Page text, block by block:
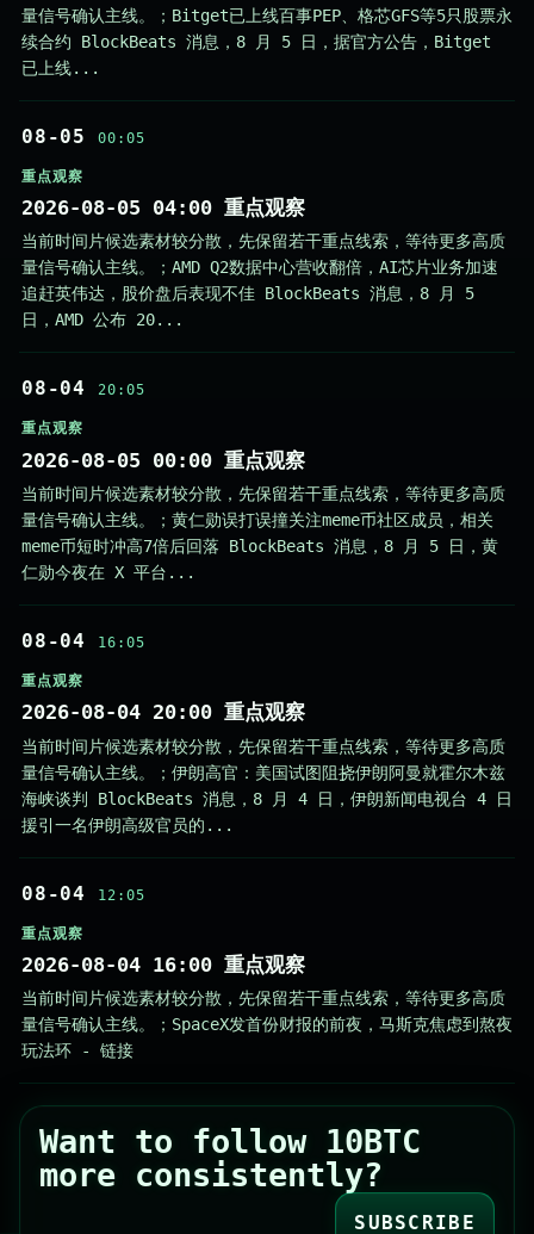
量信号确认主线。；Bitget已上线百事PEP、格芯GFS等5只股票永
续合约 BlockBeats 消息，8 月 5 日，据官方公告，Bitget
已上线...
08-05 00:05
重点观察
2026-08-05 04:00 重点观察
当前时间片候选素材较分散，先保留若干重点线索，等待更多高质
量信号确认主线。；AMD Q2数据中心营收翻倍，AI芯片业务加速
追赶英伟达，股价盘后表现不佳 BlockBeats 消息，8 月 5
日，AMD 公布 20...
08-04 20:05
重点观察
2026-08-05 00:00 重点观察
当前时间片候选素材较分散，先保留若干重点线索，等待更多高质
量信号确认主线。；黄仁勋误打误撞关注meme币社区成员，相关
meme币短时冲高7倍后回落 BlockBeats 消息，8 月 5 日，黄
仁勋今夜在 X 平台...
08-04 16:05
重点观察
2026-08-04 20:00 重点观察
当前时间片候选素材较分散，先保留若干重点线索，等待更多高质
量信号确认主线。；伊朗高官：美国试图阻挠伊朗阿曼就霍尔木兹
海峡谈判 BlockBeats 消息，8 月 4 日，伊朗新闻电视台 4 日
援引一名伊朗高级官员的...
08-04 12:05
重点观察
2026-08-04 16:00 重点观察
当前时间片候选素材较分散，先保留若干重点线索，等待更多高质
量信号确认主线。；SpaceX发首份财报的前夜，马斯克焦虑到熬夜
玩法环 - 链接
Want to follow 10BTC
more consistently?
SUBSCRIBE